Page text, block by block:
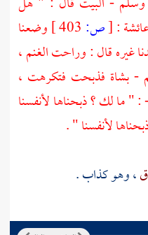
:
[ص:
وضعنا
غيره قال : وراحت الغنم ،
- بشاة فذبحت فتكرهت ،
" ما لك ؟ ذبحناها لأنفسنا
لأنفسنا " .
، وهو كذاب .